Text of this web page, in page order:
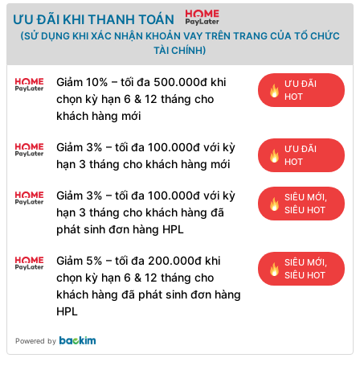
ƯU ĐÃI KHI THANH TOÁN
(SỬ DỤNG KHI XÁC NHẬN KHOẢN VAY TRÊN TRANG CỦA TỔ CHỨC
TÀI CHÍNH)
Giảm 10% – tối đa 500.000đ khi
chọn kỳ hạn 6 & 12 tháng cho
khách hàng mới
ƯU ĐÃI
HOT
Giảm 3% – tối đa 100.000đ với kỳ
hạn 3 tháng cho khách hàng mới
ƯU ĐÃI
HOT
Giảm 3% – tối đa 100.000đ với kỳ
hạn 3 tháng cho khách hàng đã
phát sinh đơn hàng HPL
SIÊU MỚI,
SIÊU HOT
Giảm 5% – tối đa 200.000đ khi
chọn kỳ hạn 6 & 12 tháng cho
khách hàng đã phát sinh đơn hàng
HPL
SIÊU MỚI,
SIÊU HOT
Powered by